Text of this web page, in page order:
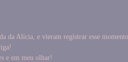
da Alícia, e vieram registrar esse
e em meu olhar!